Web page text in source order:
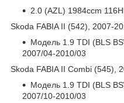
2.0 (AZL) 1984ccm
Skoda FABIA II (542), 2007-
Модель 1.9 TDI (BLS
2007/04-2010/03
Skoda FABIA II Combi (545),
Модель 1.9 TDI (BLS
2007/10-2010/03